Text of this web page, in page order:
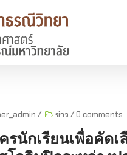
/ ข่าว /0 comments
รนักเรียนเพื่อคัด